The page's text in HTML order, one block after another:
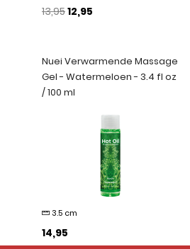
13,9512,95
Nuei Verwarmende Massage
Gel - Watermeloen - 3.4 fl oz
/ 100 ml
3.5 cm
14,95